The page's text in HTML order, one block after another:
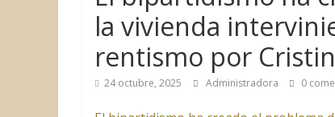
la vivienda
rentismo por
24 octubre, 2025 Administradora 0